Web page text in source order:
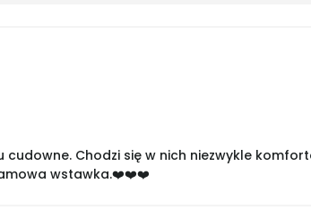
Chodzi się w nich niezwykle
wstawka.❤️❤️❤️